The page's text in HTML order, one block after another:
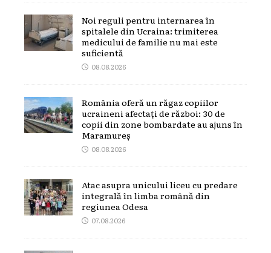
Noi reguli pentru internarea în
spitalele din Ucraina: trimiterea
medicului de familie nu mai este
suficientă
08.08.2026
România oferă un răgaz copiilor
ucraineni afectați de război: 30 de
copii din zone bombardate au ajuns în
Maramureș
08.08.2026
Atac asupra unicului liceu cu predare
integrală în limba română din
regiunea Odesa
07.08.2026